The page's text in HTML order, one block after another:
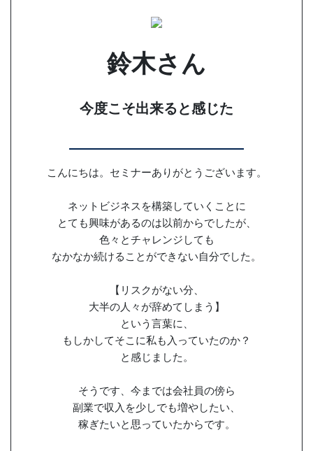
鈴木さん
今度こそ出来ると感じた
こんにちは。セミナーありがとうございます。
ネットビジネスを構築していくことに
とても興味があるのは以前からでしたが、
色々とチャレンジしても
なかなか続けることができない自分でした。
【リスクがない分、
大半の人々が辞めてしまう】
という言葉に、
もしかしてそこに私も入っていたのか？
と感じました。
そうです、今までは会社員の傍ら
副業で収入を少しでも増やしたい、
稼ぎたいと思っていたからです。